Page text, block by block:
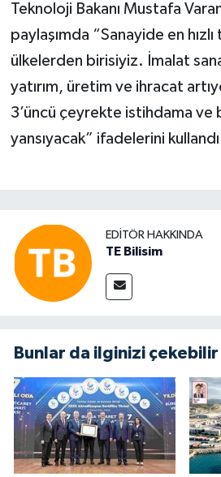
Teknoloji Bakanı Mustafa
paylaşımda “Sanayide en
ülkelerden birisiyiz. İmalat
yatırım, üretim ve ihracat
3’üncü çeyrekte istihdama ve
yansıyacak” ifadelerini
EDITÖR HAKKINDA
TE Bilisim
Bunlar da ilginizi çekebilir